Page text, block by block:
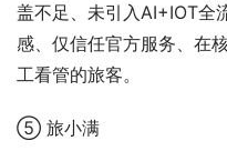
盖不足、未引入AI+IOT全
感、仅信任官方服务、在
工看管的旅客。
⑤ 旅小满